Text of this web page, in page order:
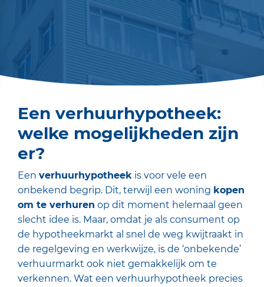
Een verhuurhypotheek:
welke mogelijkheden zijn
er?
Een verhuurhypotheek is voor vele een
onbekend begrip. Dit, terwijl een woning kopen
om te verhuren op dit moment helemaal geen
slecht idee is. Maar, omdat je als consument op
de hypotheekmarkt al snel de weg kwijtraakt in
de regelgeving en werkwijze, is de ‘onbekende’
verhuurmarkt ook niet gemakkelijk om te
verkennen. Wat een verhuurhypotheek precies